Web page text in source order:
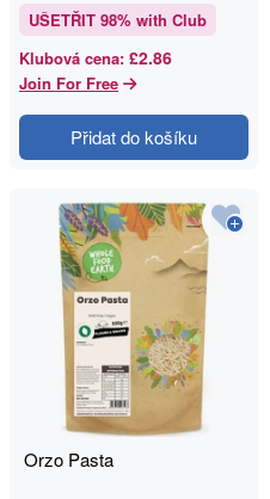
UŠETŘIT 98% with Club
Klubová cena: £2.86
Join For Free
Přidat do košíku
Orzo Pasta